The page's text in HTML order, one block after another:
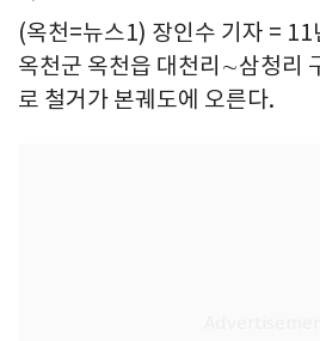
(옥천=뉴스1) 장인수 기자 = 11
옥천군 옥천읍 대천리∼삼청리
로 철거가 본궤도에 오른다.